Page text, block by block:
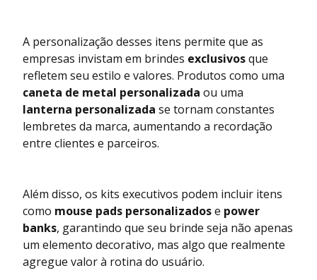
A personalização desses itens permite que as
empresas invistam em brindes exclusivosque
refletem seu estilo e valores. Produtos como uma
caneta de metal personalizada ou uma
lanterna personalizada se tornam constantes
lembretes da marca, aumentando a recordação
entre clientes e parceiros.
Além disso, os kits executivos podem incluir itens
como mouse pads personalizadose power
banks, garantindo que seu brinde seja não apenas
um elemento decorativo, mas algo que realmente
agregue valor à rotina do usuário.